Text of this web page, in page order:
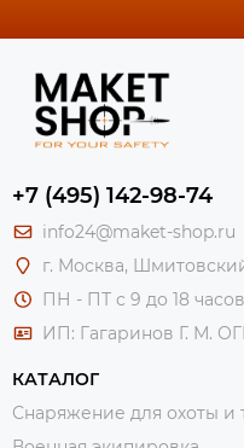
+7 (495) 142-98-74
info24@maket-shop.ru
г. Москва,
ПН - ПТ с 9 до 18 часов
ИП: Гагаринов Г. М.
КАТАЛОГ
Снаряжение для охоты и